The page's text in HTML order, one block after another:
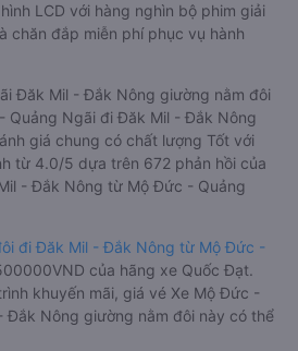
LCD với hàng nghìn bộ phim giải
chăn đắp miễn phí phục vụ hành
Đăk Mil - Đắk Nông giường nằm đôi
Quảng Ngãi đi Đăk Mil - Đắk Nông
giá chung có chất lượng Tốt với
từ 4.0/5 dựa trên 672 phản hồi của
- Đắk Nông từ Mộ Đức - Quảng
đi Đăk Mil - Đắk Nông từ Mộ Đức -
của hãng xe Quốc Đạt.
khuyến mãi, giá vé Xe Mộ Đức -
Đắk Nông giường nằm đôi này có thể